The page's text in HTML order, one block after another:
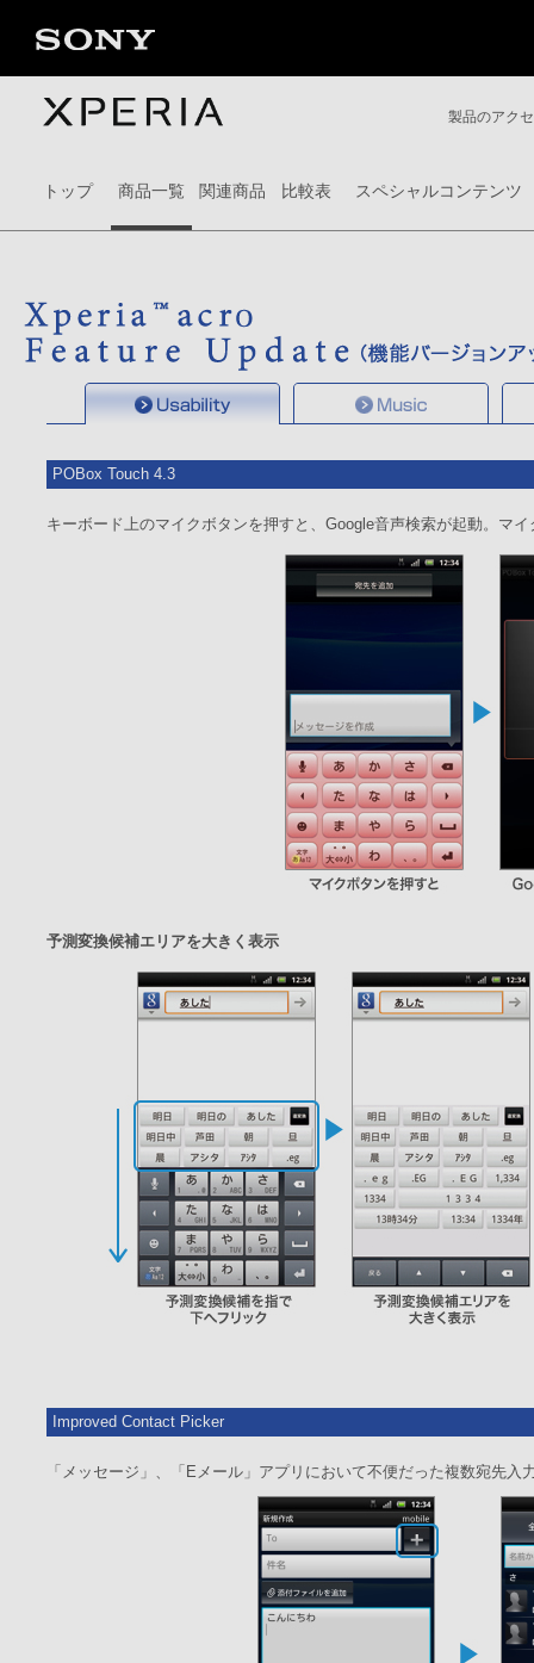
製品のアク
トップ 商品一覧 関連商品 比較表 スペシャルコンテンツ
POBox Touch 4.3
キーボード上のマイクボタンを押すと、Google音声検索が起動。マ
予測変換候補エリアを大きく表示
Improved Contact Picker
「メッセージ」、「Eメール」アプリにおいて不便だった複数宛先入